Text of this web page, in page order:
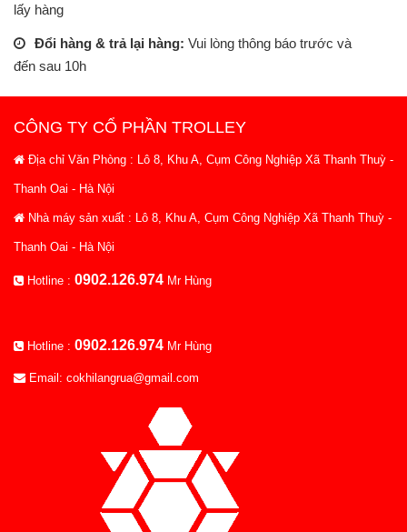
lấy hàng
Đổi hàng & trả lại hàng: Vui lòng thông báo trước và
đến sau 10h
CÔNG TY CỔ PHẦN TROLLEY
Địa chỉ Văn Phòng : Lô 8, Khu A, Cụm Công Nghiệp Xã Thanh Thuỳ -
Thanh Oai - Hà Nội
Nhà máy sản xuất : Lô 8, Khu A, Cụm Công Nghiệp Xã Thanh Thuỳ -
Thanh Oai - Hà Nội
Hotline : 0902.126.974 Mr Hùng
Hotline : 0902.126.974 Mr Hùng
Email: cokhilangrua@gmail.com